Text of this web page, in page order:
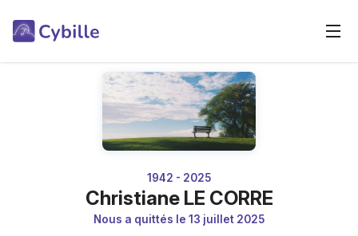
1942 - 2025
Christiane LE CORRE
Nous a quittés le 13 juillet 2025